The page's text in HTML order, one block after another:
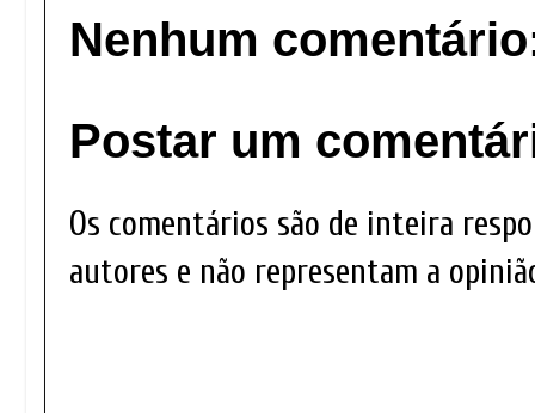
Nenhum
Postar um
Os comentários são de inteira
autores e não representam a